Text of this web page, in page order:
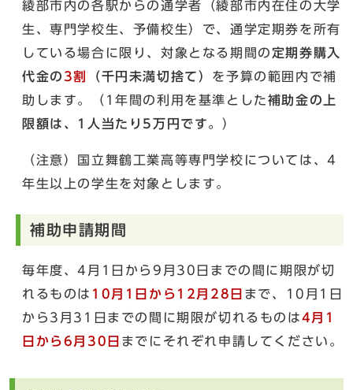
綾部市内の各駅からの通学者（綾部市内在住の大学
生、専門学校生、予備校生）で、通学定期券を所有
している場合に限り、対象となる期間の 定期券購入
代金の 3割 （千円未満切捨て） を予算の範囲内で補
助します。（1年間の利用を基準とした補助金の上
限額は、1人当たり5万円です。 ）
（注意）国立舞鶴工業高等専門学校については、4
年生以上の学生を対象とします。
補助申請期間
毎年度、4月1日から9月30日までの間に期限が切
れるものは 10月1日から12月28日 まで、10月1日
から3月31日までの間に期限が切れるものは4月1
日から6月30日 までにそれぞれ申請してください。